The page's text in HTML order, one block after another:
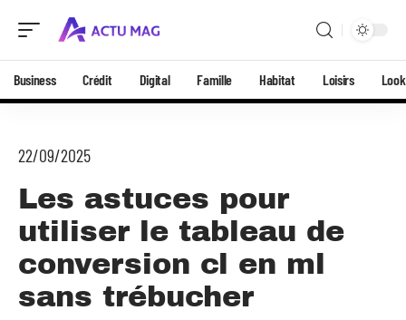
Business Crédit Digital Famille Habitat Loisirs Look
22/09/2025
Les astuces pour
utiliser le tableau de
conversion cl en ml
sans trébucher